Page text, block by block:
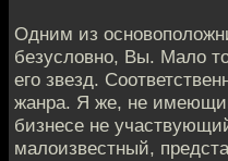
Одним из
безусловно, Вы. Мало
его звезд.
жанра. Я же, не
бизнесе не
малоизвестный,